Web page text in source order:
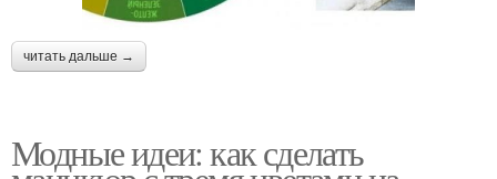
читать дальше →
Модные идеи: как сделать